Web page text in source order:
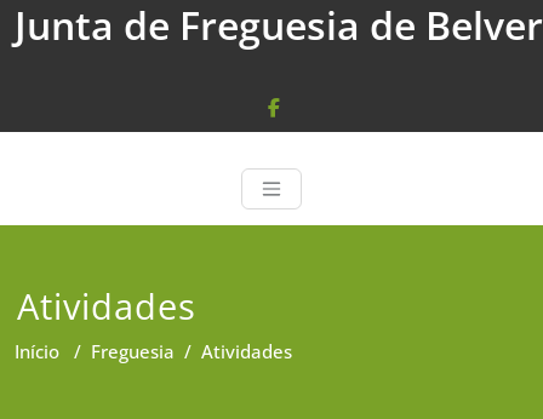
Skip
toJunta de Freguesia de Belver
Atividades
Início / Freguesia / Atividades